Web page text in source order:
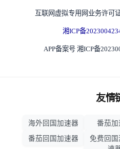
互联网虚拟专用网业务许可
湘ICP备
APP备案号 湘ICP备
友情
海外回国加速器 番茄加
番茄回国加速器
免费回国